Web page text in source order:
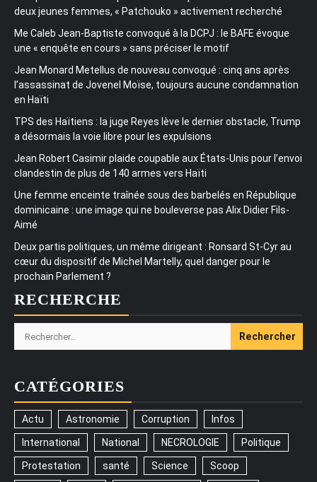
deux jeunes femmes, « Patchouko » activement recherché
Me Caleb Jean-Baptiste convoqué à la DCPJ : le BAFE évoque
une « enquête en cours » sans préciser le motif
Jean Monard Metellus de nouveau convoqué : cinq ans après
l’assassinat de Jovenel Moïse, toujours aucune condamnation
en Haïti
TPS des Haïtiens : la juge Reyes lève le dernier obstacle, Trump
a désormais la voie libre pour les expulsions
Jean Robert Casimir plaide coupable aux États-Unis pour l’envoi
clandestin de plus de 140 armes vers Haïti
Une femme enceinte traînée sous des barbelés en République
dominicaine : une image qui ne bouleverse pas Alix Didier Fils-
Aimé
Deux partis politiques, un même dirigeant : Ronsard St-Cyr au
cœur du dispositif de Michel Martelly, quel danger pour le
prochain Parlement ?
RECHERCHE
Rechercher :
CATÉGORIES
Actu Astronomie Corruption Infos
International National NECROLOGIE Politique
Protestation santé Science Scoop